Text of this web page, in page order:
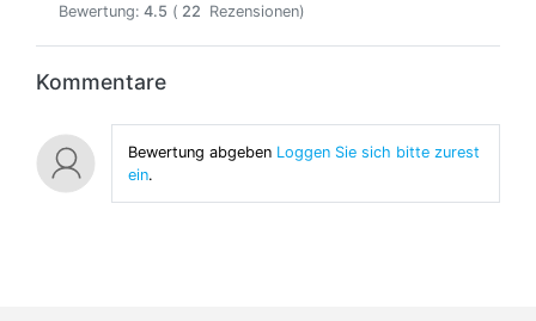
Bewertung: 4.5 ( 22 Rezensionen)
Kommentare
Bewertung abgebenLoggen Sie sich bitte zurest
ein.